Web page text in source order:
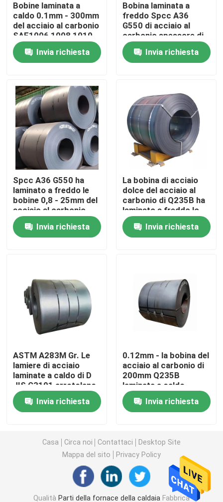
Prodotti
Circa noi
Giro della fabbrica
Controllo di qualità
Contattici
Richieda una citazione
Parti della fornace della caldaia
Tubo d'acciaio senza cuciture
Tubo senza cuciture della lega
Tubo ad alta pressione della caldaia
Tubo d'acciaio di precisione
Griglia a catena Antivari
Bobine laminata a
caldo 0.1mm - 300mm
del acciaio al carbonio
SAE1006 1008 1010
Invia richiesta
Bobina laminata a
freddo Spcc A36
G550 di acciaio al
carbonio spessore di
300mm - di 0.1mm
Invia richiesta
Spcc A36 G550 ha
laminato a freddo le
bobine 0,8 - 25mm del
acciaio al carbonio
Invia richiesta
La bobina di acciaio
dolce del acciaio al
carbonio di Q235B ha
laminato a freddo lo
spessore di 4mm - di
0,12
Invia richiesta
ASTM A283M Gr. Le
lamiere di acciaio
laminate a caldo di D
JIS G3101 arrotolano
GB/T700 Q235A
Invia richiesta
0.12mm - la bobina del
acciaio al carbonio di
200mm Q235B
laminata a caldo
accetta l'abitudine
Invia richiesta
Casa Circa noi Contattaci
Desktop Site
Mappa del sito
Privacy Policy
Qualità Parti della fornace della caldaia Fabbrica